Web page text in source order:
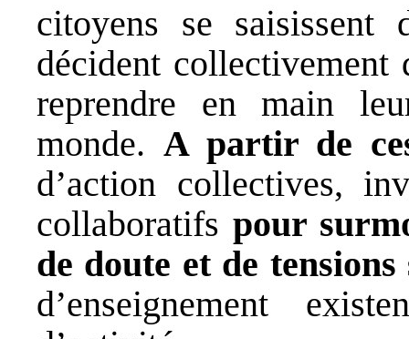
citoyens se saisissent
décident collectivement
reprendre en main
monde. A partir de
d’action collectives,
collaboratifs pour
de doute et de tensions
d’enseignement